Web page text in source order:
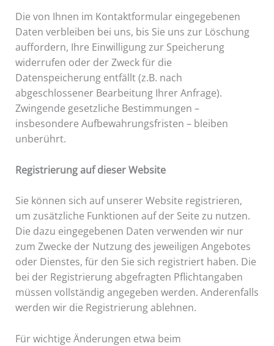
Die von Ihnen im Kontaktformular eingegebenen
Daten verbleiben bei uns, bis Sie uns zur Löschung
auffordern, Ihre Einwilligung zur Speicherung
widerrufen oder der Zweck für die
Datenspeicherung entfällt (z.B. nach
abgeschlossener Bearbeitung Ihrer Anfrage).
Zwingende gesetzliche Bestimmungen –
insbesondere Aufbewahrungsfristen – bleiben
unberührt.
Registrierung auf dieser Website
Sie können sich auf unserer Website registrieren,
um zusätzliche Funktionen auf der Seite zu nutzen.
Die dazu eingegebenen Daten verwenden wir nur
zum Zwecke der Nutzung des jeweiligen Angebotes
oder Dienstes, für den Sie sich registriert haben. Die
bei der Registrierung abgefragten Pflichtangaben
müssen vollständig angegeben werden. Anderenfalls
werden wir die Registrierung ablehnen.
Für wichtige Änderungen etwa beim